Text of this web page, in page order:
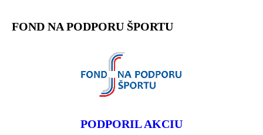
FOND NA PODPORU ŠPORTU
PODPORIL AKCIU